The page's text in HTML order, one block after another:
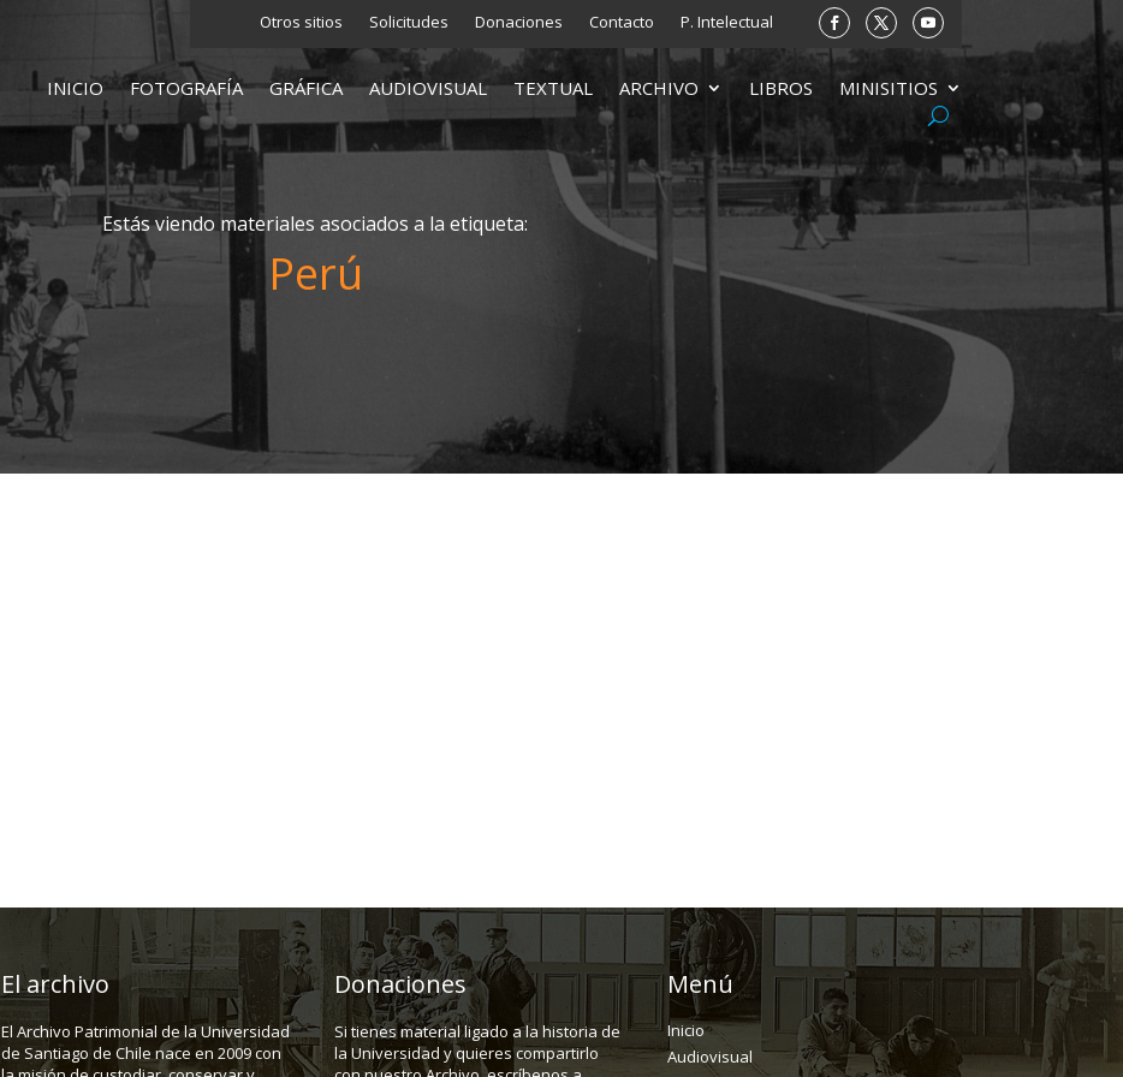
Otros sitios Solicitudes Donaciones Contacto P. Intelectual
INICIO FOTOGRAFÍA GRÁFICA AUDIOVISUAL TEXTUAL ARCHIVO LIBROS MINISITIOS
Estás viendo materiales asociados a la etiqueta:
Perú
El archivo
El Archivo Patrimonial de la Universidad
de Santiago de Chile nace en 2009 con
Donaciones
Si tienes material ligado a la historia de
la Universidad y quieres compartirlo
Menú
Inicio
Audiovisual